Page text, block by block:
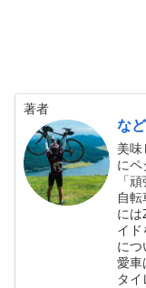
著者
な
美味
にペ
「
自
には
イド
につ
愛車
タイ